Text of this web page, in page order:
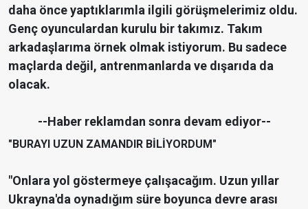
daha önce yaptıklarımla ilgili görüşmelerimiz oldu.
Genç oyunculardan kurulu bir takımız. Takım
arkadaşlarıma örnek olmak istiyorum. Bu sadece
maçlarda değil, antrenmanlarda ve dışarıda da
olacak.
--Haber reklamdan sonra devam ediyor--
"BURAYI UZUN ZAMANDIR BİLİYORDUM"
"Onlara yol göstermeye çalışacağım. Uzun yıllar
Ukrayna'da oynadığım süre boyunca devre arası